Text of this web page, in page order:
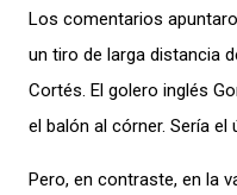
Los comentarios
un tiro de larga distancia
Cortés. El golero inglés
el balón al córner. Sería
Pero, en contraste, en la